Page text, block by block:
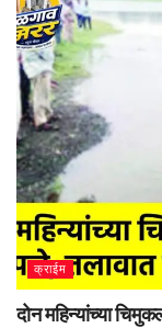
क्राईम
दोन महिन्यांच्या